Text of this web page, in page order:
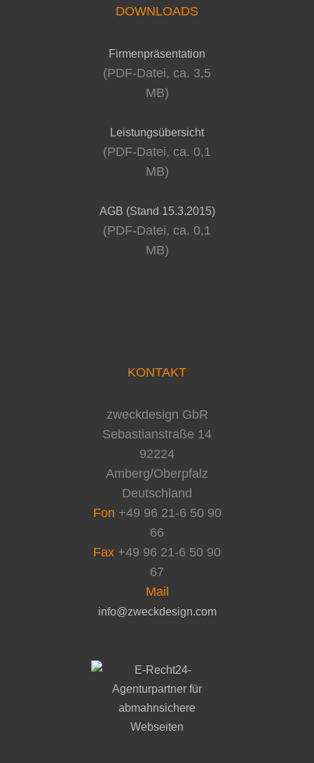
DOWNLOADS
Firmenpräsentation
(PDF-Datei, ca. 3,5
MB)
Leistungsübersicht
(PDF-Datei, ca. 0,1
MB)
AGB (Stand 15.3.2015)
(PDF-Datei, ca. 0,1
MB)
KONTAKT
zweckdesign GbR
Sebastianstraße 14
92224
Amberg/Oberpfalz
Deutschland
Fon +49 96 21-6 50 90
66
Fax +49 96 21-6 50 90
67
Mail
info@zweckdesign.com